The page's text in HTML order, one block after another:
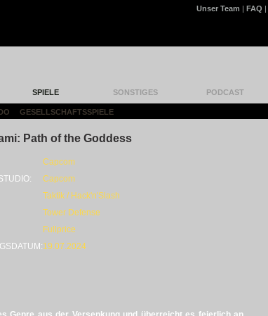
Unser Team | FAQ |
SPIELE SONSTIGES PODCAST
GESELLSCHAFTSSPIELE
Path of the Goddess
Capcom
Capcom
Taktik / Hack'n'Slash
Tower Defense
Fullprice
19.07.2024